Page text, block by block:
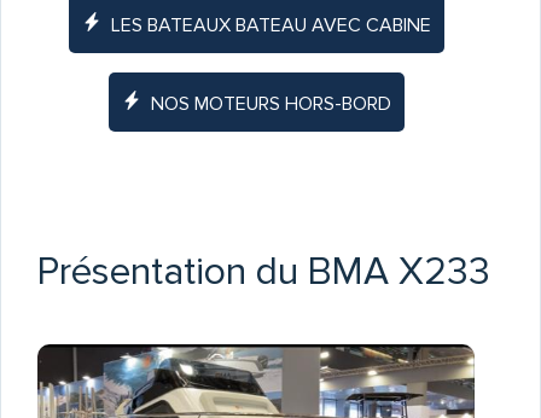
LES BATEAUX BATEAU AVEC CABINE
NOS MOTEURS HORS-BORD
Présentation du BMA X233